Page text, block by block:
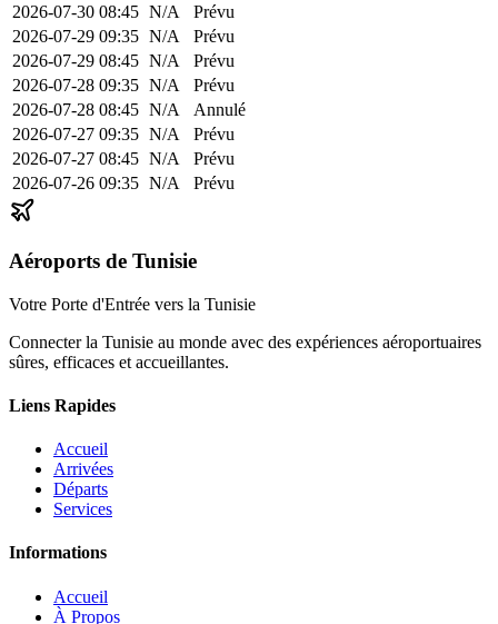
2026-07-30 08:45 N/A
Prévu
2026-07-29 09:35 N/A
Prévu
2026-07-29 08:45 N/A
Prévu
2026-07-28 09:35 N/A
Prévu
2026-07-28 08:45 N/A
Annulé
2026-07-27 09:35 N/A
Prévu
2026-07-27 08:45 N/A
Prévu
2026-07-26 09:35 N/A Prévu
Aéroports de Tunisie
Votre Porte d'Entrée vers la Tunisie
Connecter la Tunisie au monde avec des expériences aéroportuaires
sûres, efficaces et accueillantes.
Liens Rapides
Accueil
Arrivées
Départs
Services
Informations
Accueil
À Propos